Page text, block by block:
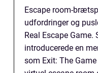
Escape room-
udfordringer og
Real Escape Game.
introducerede en
som Exit: The